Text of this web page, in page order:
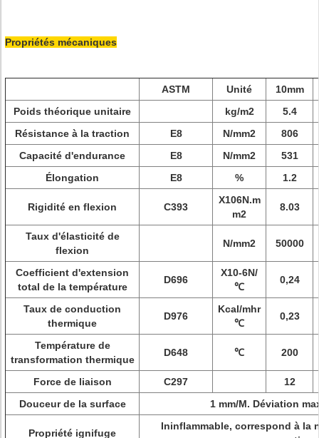
Propriétés mécaniques
ASTM Unité
10mm
Poids théorique unitaire
kg/m2
5.4
Résistance à la traction
E8 N/mm2
806
Capacité d'endurance
E8 N/mm2
531
Élongation
E8 % 1.2
Rigidité en flexion C393
X106N.m
m2
8.03
Taux d'élasticité de
flexion
N/mm2 50000
Coefficient d'extension
total de la température
D696
X10-6N/
℃
0,24
Taux de conduction
thermique
D976
Kcal/mhr
℃
0,23
Température de
transformation thermique
D648 ℃ 200
Force de liaison C297
12
Douceur de la surface
1 mm/M. Déviation
Propriété ignifuge
Ininflammable, correspond à la